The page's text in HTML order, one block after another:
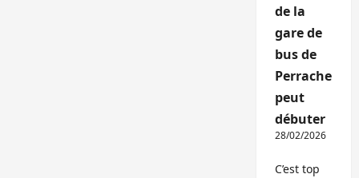
de la
gare de
bus de
Perrache
peut
débuter
28/02/2026
C’est top